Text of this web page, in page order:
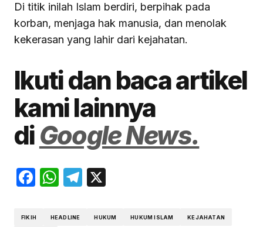
Di titik inilah Islam berdiri, berpihak pada
korban, menjaga hak manusia, dan menolak
kekerasan yang lahir dari kejahatan.
Ikuti dan baca artikel
kami lainnya
diGoogle News.
Facebook
WhatsApp
Telegram
FIKIH HEADLINE HUKUM HUKUM ISLAM KEJAHATAN